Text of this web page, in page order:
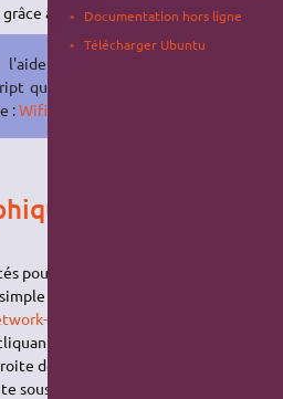
à l'applicationNdiswrapper.
l'aide sur le
qui devrait
:Wificheck
du Wi-Fi
pour qu'Ubuntu puisse se
est l'utilisation de
Manager
sur le logo en forme
de votre écran — sous Gnome
sous Cinnamon ou Kde (Plasma).
Documentation hors ligne
Télécharger Ubuntu